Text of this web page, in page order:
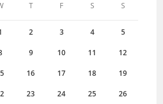
T F S S
2 3 4 5
9 10 11 12
16 17 18 19
23 24 25 26